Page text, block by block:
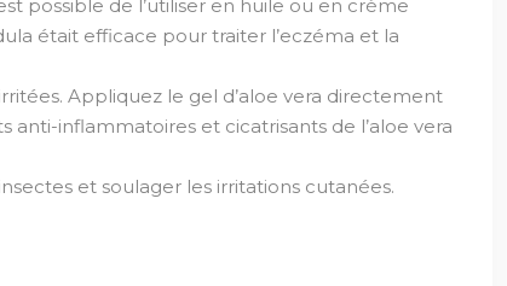
possible de l’utiliser en huile ou en crème
était efficace pour traiter l’eczéma et la
Appliquez le gel d’aloe vera directement
inflammatoires et cicatrisants de l’aloe vera
et soulager les irritations cutanées.